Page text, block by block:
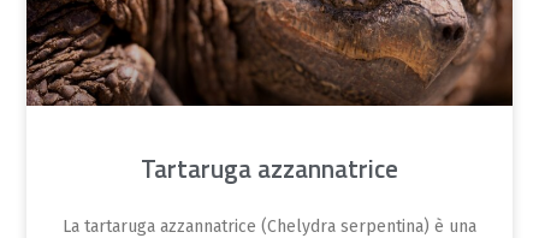
Tartaruga azzannatrice
La tartaruga azzannatrice (Chelydra serpentina) è una